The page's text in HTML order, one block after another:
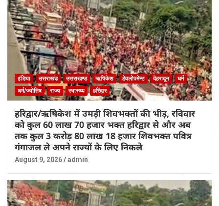
इंडिया उत्तराखंड उत्तराखण्ड ऋषिकेश डेवलोपमेन्ट देहरादून
धर्म
धर्म/ज्योतिष
राज्य स्वास्थ्य हरिद्वार
हरिद्वार/ऋषिकेश में उमड़ी शिवभक्तों की भीड़, रविवार
को कुल 60 लाख 70 हजार भक्त हरिद्वार से और अब
तक कुल 3 करोड़ 80 लाख 18 हजार शिवभक्त पवित्र
गंगाजल ले अपने राज्यों के लिए निकले
August 9, 2026 admin